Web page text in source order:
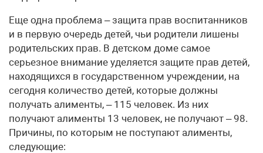
Еще одна проблема – защита прав воспитанников
и в первую очередь детей, чьи родители лишены
родительских прав. В детском доме самое
серьезное внимание уделяется защите прав детей,
находящихся в государственном учреждении, на
сегодня количество детей, которые должны
получать алименты, – 115 человек. Из них
получают алименты 13 человек, не получают – 98.
Причины, по которым не поступают алименты,
следующие: